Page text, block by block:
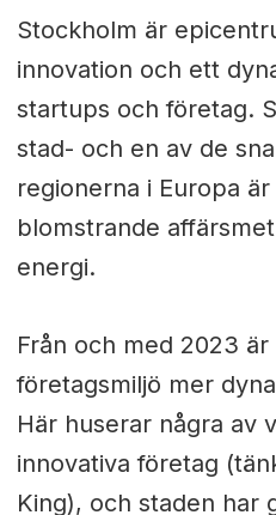
Stockholm är
innovation och ett
startups och företag.
stad- och en av de
regionerna i Europa
blomstrande
energi.
Från och med 2023
företagsmiljö mer
Här huserar några av
innovativa företag
King), och staden har